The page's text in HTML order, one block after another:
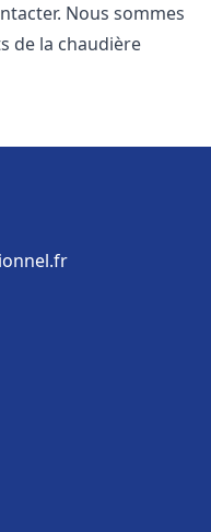
Nous sommes
de la chaudière